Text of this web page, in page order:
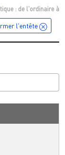
: de l'ordinaire à
l'entête